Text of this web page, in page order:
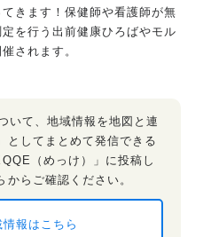
きます！保健師や看護師が無
を行う出前健康ひろばやモル
されます。
いて、地域情報を地図と連
としてまとめて発信できる
（めっけ）」に投稿し
らご確認ください。
報はこちら